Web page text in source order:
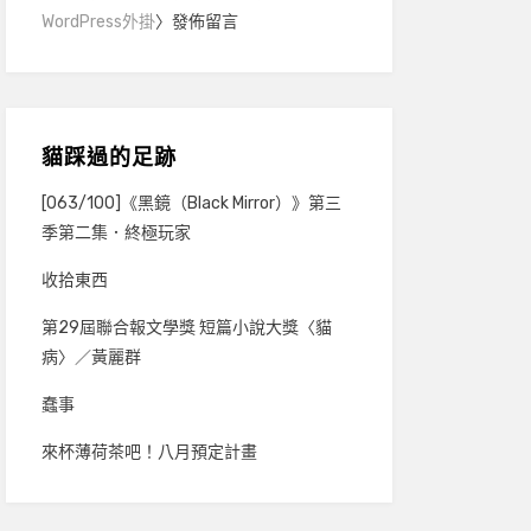
WordPress外掛〉發佈留言
貓踩過的足跡
[063/100]《黑鏡（Black Mirror）》第三
季第二集．終極玩家
收拾東西
第29屆聯合報文學獎 短篇小說大獎〈貓
病〉／黃麗群
蠢事
來杯薄荷茶吧！八月預定計畫